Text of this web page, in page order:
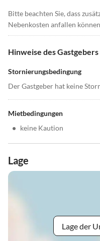
Bitte beachten Sie, dass
Nebenkosten anfallen
Hinweise des Gastgebers
Stornierungsbedingung
Der Gastgeber hat keine
Mietbedingungen
• keine Kaution
Lage
Lage der